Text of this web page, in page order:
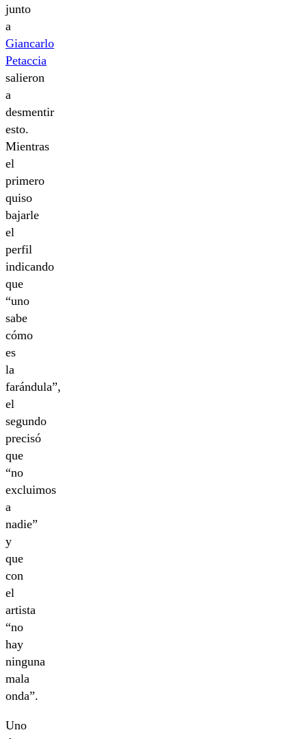
junto
a
Giancarlo
Petaccia
salieron
a
desmentir
esto.
Mientras
el
primero
quiso
bajarle
el
perfil
indicando
que
“uno
sabe
cómo
es
la
farándula”,
el
segundo
precisó
que
“no
excluimos
a
nadie”
y
que
con
el
artista
“no
hay
ninguna
mala
onda”.
Uno